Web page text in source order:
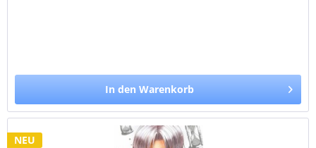
In den Warenkorb
NEU